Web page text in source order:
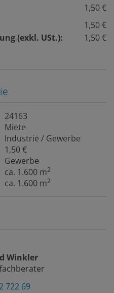
1,50 €
1,50 €
(exkl. USt.):
1,50 €
24163
Miete
Industrie / Gewerbe
1,50 €
Gewerbe
ca. 1.600 m2
ca. 1.600 m2
Winkler
722 69